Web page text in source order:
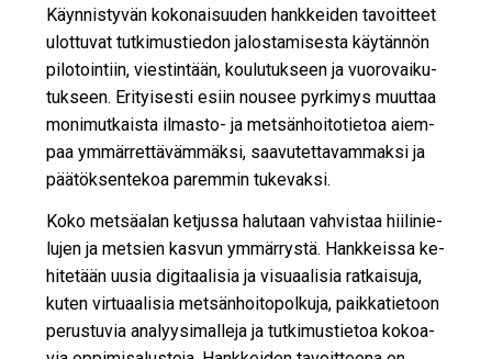
Käyn­nis­ty­vän ko­ko­nai­suu­den hank­kei­den ta­voit­teet
ulot­tu­vat tut­ki­mus­tie­don ja­los­ta­mi­ses­ta käy­tän­nön
pi­lo­toin­tiin, vies­tin­tään, kou­lu­tuk­seen ja vuo­ro­vai­ku­
tuk­seen. Eri­tyi­ses­ti esiin nou­see pyr­ki­mys muut­taa
mo­ni­mut­kais­ta il­mas­to- ja met­sän­hoi­to­tie­toa ai­em­
paa ym­mär­ret­tä­väm­mäk­si, saa­vu­tet­ta­vam­mak­si ja
pää­tök­sen­te­koa pa­rem­min tu­ke­vak­si.
Koko met­sä­a­lan ket­jus­sa ha­lu­taan vah­vis­taa hii­li­nie­
lu­jen ja met­sien kas­vun ym­mär­rys­tä. Hank­keis­sa ke­
hi­te­tään uu­sia di­gi­taa­li­sia ja vi­su­aa­li­sia rat­kai­su­ja,
ku­ten vir­tu­aa­li­sia met­sän­hoi­to­pol­ku­ja, paik­ka­tie­toon
pe­rus­tu­via ana­lyy­si­mal­le­ja ja tut­ki­mus­tie­toa ko­ko­a­